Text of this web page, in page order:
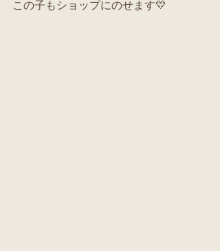
この子もショップにのせます💛